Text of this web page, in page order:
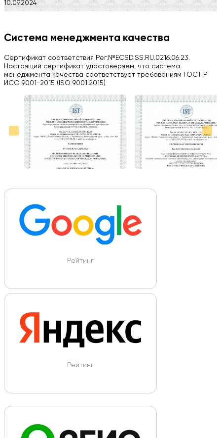
10.09.2024
H
03.09.2024
Вся работа выполнена в срок. Всем рекомендую
Больше отзывов на Google Maps
Система менеджмента качества
Сертификат соответствия Рег.№ECSD.SS.RU.0216.06.23.
Настоящий сертификат удостоверяем, что система
менеджмента качества соответствует требованиям ГОСТ Р
ИСО 9001-2015 (ISO 9001:2015)
Рейтинг
Рейтинг